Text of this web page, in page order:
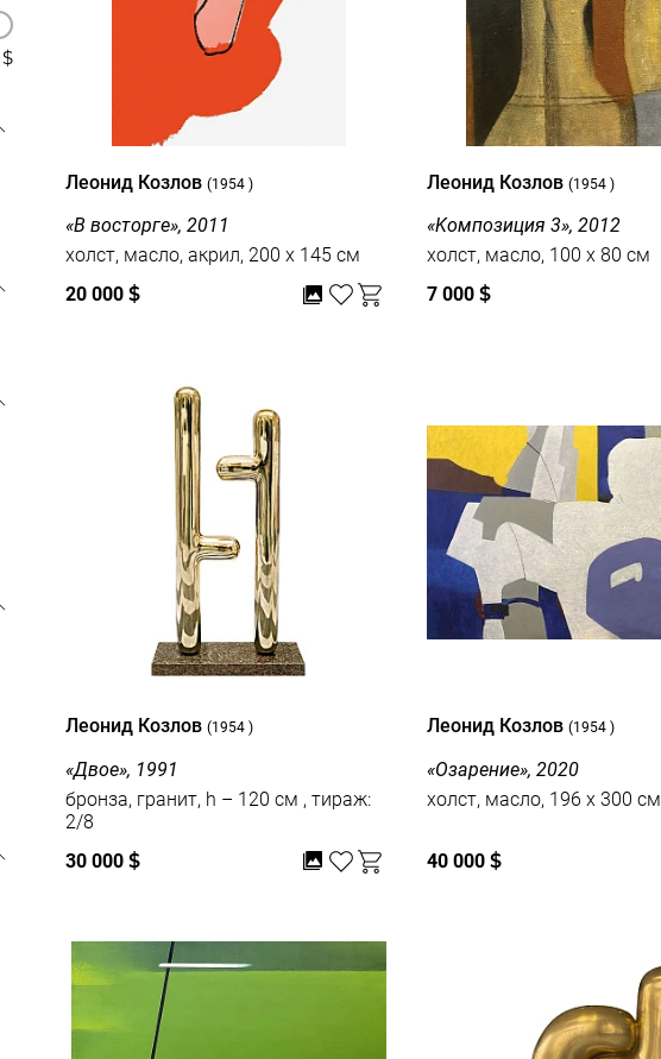
Леонид Козлов(1954 )
«В восторге», 2011
холст, масло, акрил, 200 x 145 см
20 000$
Леонид Козлов(1954 )
«Kомпозиция 3», 2012
холст, масло, 100 x 80 см
7 000$
Леонид Козлов(1954 )
«Двое», 1991
бронза, гранит, h – 120 см , тираж:
2/8
30 000$
Леонид Козлов(1954 )
«Озарение», 2020
холст, масло, 196 x 300 см
40 000$